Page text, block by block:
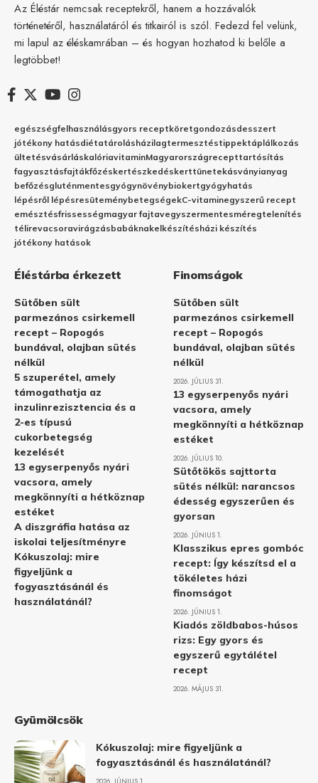
Az Éléstár nemcsak receptekről, hanem a hozzávalók
történetéről, használatáról és titkairól is szól. Fedezd fel velünk,
mi lapul az éléskamrában – és hogyan hozhatod ki belőle a
legtöbbet!
egészségfelhasználásgyors receptköretgondozásdesszert
jótékony hatásdiétatárolásházilagtermesztéstippektáplálkozás
ültetésvásárláskalóriavitaminMagyarországrecepttartósítás
fagyasztásfajtákfőzéskertészkedéskerttünetekásványianyag
befőzésgluténmentesgyógynövénybiokertgyógyhatás
lépésről lépésresüteménybetegségekC-vitaminegyszerű recept
emésztésfrissességmagyar fajtavegyszermentesméregtelenítés
télirevacsoravirágzásbabáknakelkészítésházi készítés
jótékony hatások
Éléstárba érkezett
Sütőben sült
parmezános csirkemell
recept – Ropogós
bundával, olajban sütés
nélkül
5 szuperétel, amely
támogathatja az
inzulinrezisztencia és a
2-es típusú
cukorbetegség
kezelését
13 egyserpenyős nyári
vacsora, amely
megkönnyíti a hétköznap
estéket
A diszgráfia hatása az
iskolai teljesítményre
Kókuszolaj: mire
figyeljünk a
fogyasztásánál és
használatánál?
Finomságok
Sütőben sült
parmezános csirkemell
recept – Ropogós
bundával, olajban sütés
nélkül
2026. JÚLIUS 31.
13 egyserpenyős nyári
vacsora, amely
megkönnyíti a hétköznap
estéket
2026. JÚLIUS 10.
Sütőtökös sajttorta
sütés nélkül: narancsos
édesség egyszerűen és
gyorsan
2026. JÚNIUS 1.
Klasszikus epres gombóc
recept: Így készítsd el a
tökéletes házi
finomságot
2026. JÚNIUS 1.
Kiadós zöldbabos-húsos
rizs: Egy gyors és
egyszerű egytálétel
recept
2026. MÁJUS 31.
Gyümölcsök
Kókuszolaj: mire figyeljünk a
fogyasztásánál és használatánál?